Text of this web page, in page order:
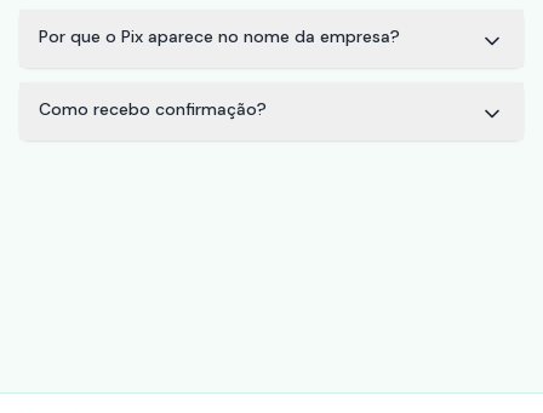
Por que o Pix aparece no nome da empresa?
Como recebo confirmação?